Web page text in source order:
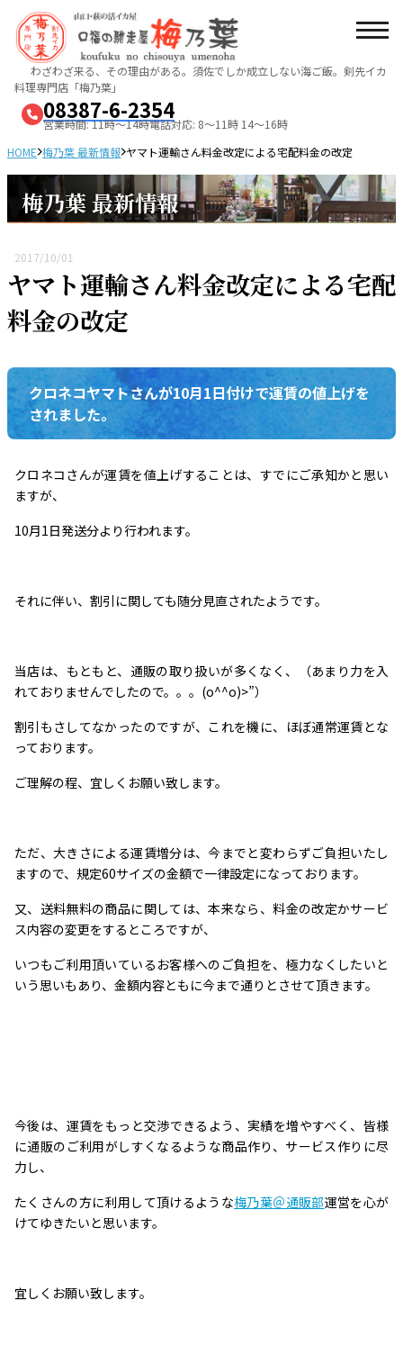
わざわざ来る、その理由がある。須佐でしか成立しない海ご飯。 剣先イカ
料理専門店「梅乃葉」
08387-6-2354
営業時間: 11時～14時電話対応: 8～11時 14～16時
HOME 梅乃葉 最新情報 ヤマト運輸さん料金改定による宅配料金の改定
梅乃葉 最新情報
2017/10/01
ヤマト運輸さん料金改定による宅配
料金の改定
クロネコヤマトさんが10月1日付けで運賃の値上げを
されました。
クロネコさんが運賃を値上げすることは、すでにご承知かと思い
ますが、
10月1日発送分より行われます。
それに伴い、割引に関しても随分見直されたようです。
当店は、もともと、通販の取り扱いが多くなく、（あまり力を入
れておりませんでしたので。。。(o^^o)>”）
割引もさしてなかったのですが、これを機に、ほぼ通常運賃とな
っております。
ご理解の程、宜しくお願い致します。
ただ、大きさによる運賃増分は、今までと変わらずご負担いたし
ますので、規定60サイズの金額で一律設定になっております。
又、送料無料の商品に関しては、本来なら、料金の改定かサービ
ス内容の変更をするところですが、
いつもご利用頂いているお客様へのご負担を、極力なくしたいと
いう思いもあり、金額内容ともに今まで通りとさせて頂きます。
今後は、運賃をもっと交渉できるよう、実績を増やすべく、皆様
に通販のご利用がしすくなるような商品作り、サービス作りに尽
力し、
たくさんの方に利用して頂けるような梅乃葉＠通販部運営を心が
けてゆきたいと思います。
宜しくお願い致します。